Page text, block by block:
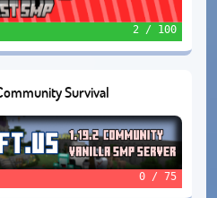
2 / 100
Survival
0 / 75